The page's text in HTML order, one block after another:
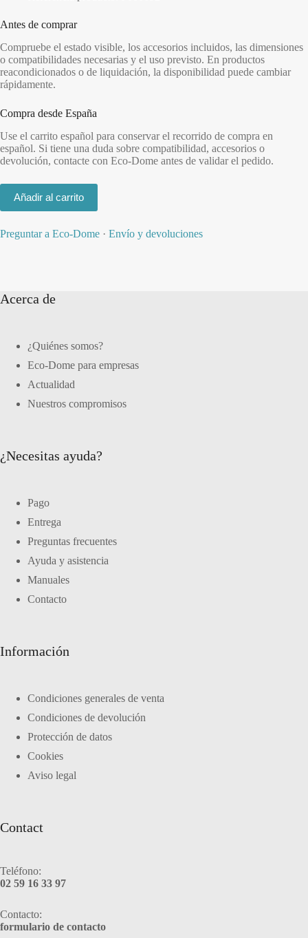
Antes de comprar
Compruebe el estado visible, los accesorios incluidos, las dimensiones
o compatibilidades necesarias y el uso previsto. En productos
reacondicionados o de liquidación, la disponibilidad puede cambiar
rápidamente.
Compra desde España
Use el carrito español para conservar el recorrido de compra en
español. Si tiene una duda sobre compatibilidad, accesorios o
devolución, contacte con Eco-Dome antes de validar el pedido.
Añadir al carrito
Preguntar a Eco-Dome · Envío y devoluciones
Acerca de
¿Quiénes somos?
Eco-Dome para empresas
Actualidad
Nuestros compromisos
¿Necesitas ayuda?
Pago
Entrega
Preguntas frecuentes
Ayuda y asistencia
Manuales
Contacto
Información
Condiciones generales de venta
Condiciones de devolución
Protección de datos
Cookies
Aviso legal
Contact
Teléfono:
02 59 16 33 97
Contacto:
formulario de contacto